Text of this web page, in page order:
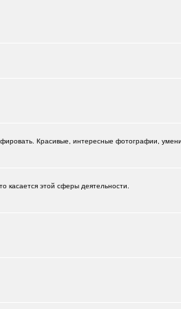
Красивые, интересные фотографии,
касается этой сферы деятельности.